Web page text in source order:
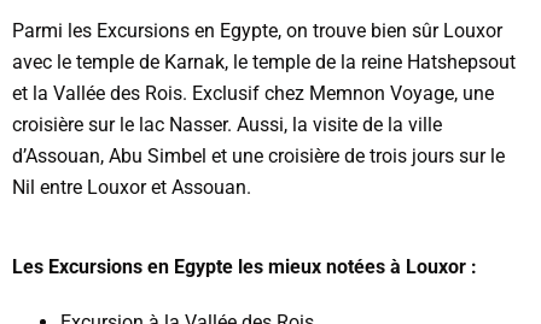
Parmi les Excursions en Egypte, on trouve bien sûr Louxor
avec le temple de Karnak, le temple de la reine Hatshepsout
et la Vallée des Rois. Exclusif chez Memnon Voyage, une
croisière sur le lac Nasser. Aussi, la visite de la ville
d’Assouan, Abu Simbel et une croisière de trois jours sur le
Nil entre Louxor et Assouan.
Les Excursions en Egypte les mieux notées à Louxor :